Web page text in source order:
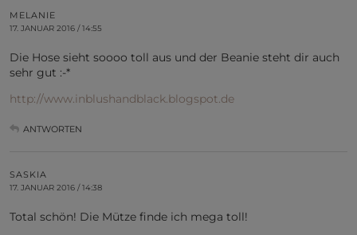
MELANIE
17. JANUAR 2016 / 14:55
Die Hose sieht soooo toll aus und der Beanie steht dir auch
sehr gut :-*
http://www.inblushandblack.blogspot.de
ANTWORTEN
SASKIA
17. JANUAR 2016 / 14:38
Total schön! Die Mütze finde ich mega toll!